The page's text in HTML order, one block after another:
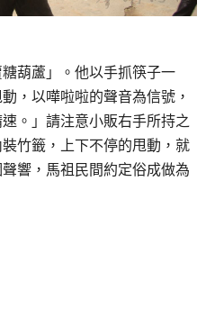
糖葫蘆」。他以手抓筷子一
，以嘩啦啦的聲音為信號，
。」請注意小販右手所持之
竹籤，上下不停的甩動，就
響，馬祖民間約定俗成做為